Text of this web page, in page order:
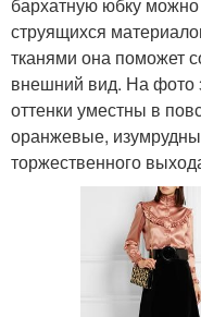
струящихся
тканями она поможет
внешний вид. На фото
оттенки уместны в
оранжевые,
торжественного